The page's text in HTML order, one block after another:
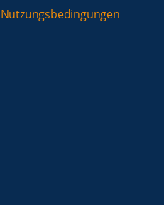
Nutzungsbedingungen